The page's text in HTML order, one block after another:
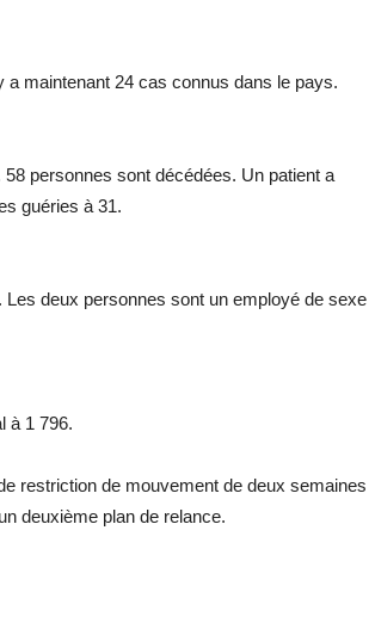
maintenant 24 cas connus dans le pays.
personnes sont décédées. Un patient a
guéries à 31.
deux personnes sont un employé de sexe
à 1 796.
restriction de mouvement de deux semaines
deuxième plan de relance.